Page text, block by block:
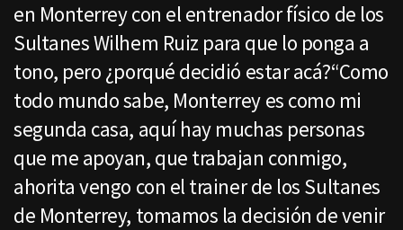
en Monterrey con el entrenador físico de los
Sultanes Wilhem Ruiz para que lo ponga a
tono, pero ¿porqué decidió estar acá?“Como
todo mundo sabe, Monterrey es como mi
segunda casa, aquí hay muchas personas
que me apoyan, que trabajan conmigo,
ahorita vengo con el trainer de los Sultanes
de Monterrey, tomamos la decisión de venir